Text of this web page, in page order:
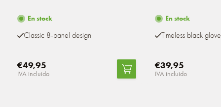
En stock
Classic 8-panel design
€49,95
IVA incluido
En stock
Timeless black
€39,95
IVA incluido